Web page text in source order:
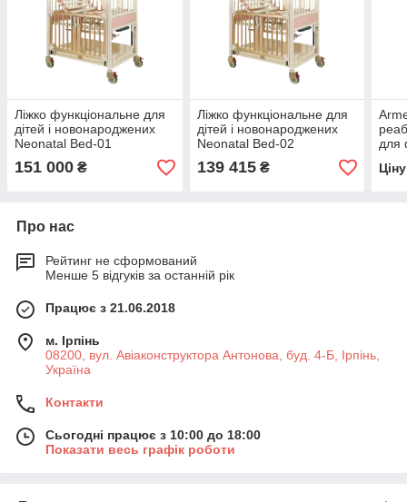
Ліжко функціональне для
дітей і новонароджених
Neonatal Bed-01
151 000 ₴
Ліжко функціональне для
дітей і новонароджених
Neonatal Bed-02
139 415₴
для
Про нас
Рейтинг не сформований
Менше 5 відгуків за останній рік
Працює з 21.06.2018
м. Ірпінь
08200, вул. Авіаконструктора Антонова, буд. 4-Б, Ірпінь,
Україна
Контакти
Сьогодні працює з 10:00 до 18:00
Показати весь графік роботи